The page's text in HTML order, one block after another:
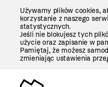
Używamy plików cookies,
korzystanie z naszego
statystycznych.
Jeśli nie blokujesz tych
użycie oraz zapisanie w
Pamiętaj, że możesz
zmieniając ustawienia